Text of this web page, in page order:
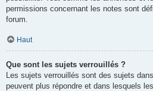
permissions concernant les notes sont
forum.
Haut
Que sont les sujets verrouillés ?
Les sujets verrouillés sont des sujets
peuvent plus répondre et dans lesquels